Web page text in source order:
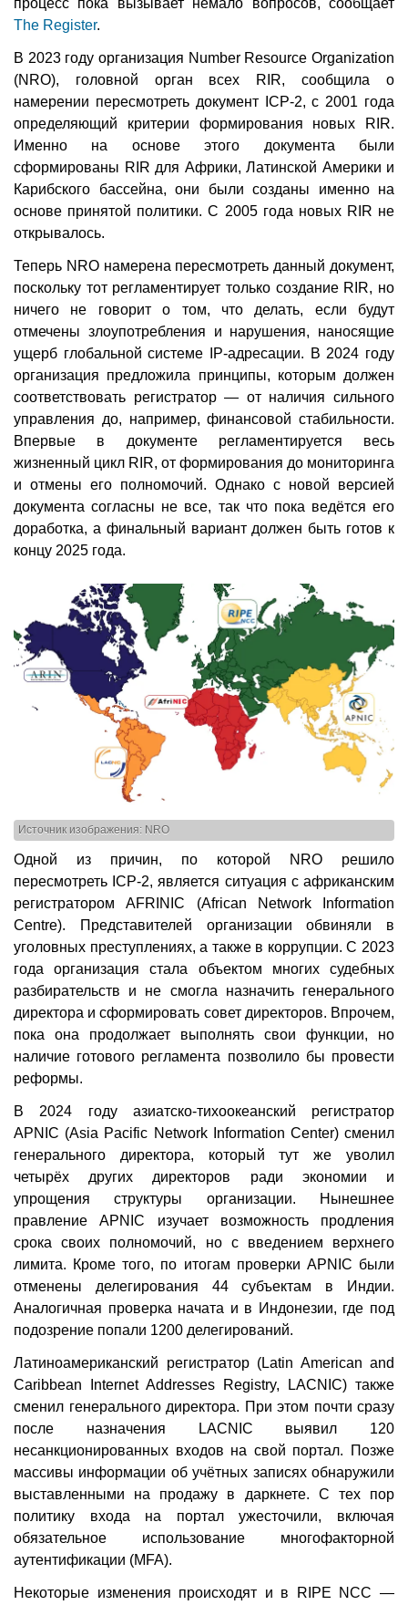
процесс пока вызывает немало вопросов, сообщает
The Register.
В 2023 году организация Number Resource Organization
(NRO), головной орган всех RIR, сообщила о
намерении пересмотреть документ ICP-2, с 2001 года
определяющий критерии формирования новых RIR.
Именно на основе этого документа были
сформированы RIR для Африки, Латинской Америки и
Карибского бассейна, они были созданы именно на
основе принятой политики. С 2005 года новых RIR не
открывалось.
Теперь NRO намерена пересмотреть данный документ,
поскольку тот регламентирует только создание RIR, но
ничего не говорит о том, что делать, если будут
отмечены злоупотребления и нарушения, наносящие
ущерб глобальной системе IP-адресации. В 2024 году
организация предложила принципы, которым должен
соответствовать регистратор — от наличия сильного
управления до, например, финансовой стабильности.
Впервые в документе регламентируется весь
жизненный цикл RIR, от формирования до мониторинга
и отмены его полномочий. Однако с новой версией
документа согласны не все, так что пока ведётся его
доработка, а финальный вариант должен быть готов к
концу 2025 года.
Источник изображения: NRO
Одной из причин, по которой NRO решило
пересмотреть ICP-2, является ситуация с африканским
регистратором AFRINIC (African Network Information
Centre). Представителей организации обвиняли в
уголовных преступлениях, а также в коррупции. С 2023
года организация стала объектом многих судебных
разбирательств и не смогла назначить генерального
директора и сформировать совет директоров. Впрочем,
пока она продолжает выполнять свои функции, но
наличие готового регламента позволило бы провести
реформы.
В 2024 году азиатско-тихоокеанский регистратор
APNIC (Asia Pacific Network Information Center) сменил
генерального директора, который тут же уволил
четырёх других директоров ради экономии и
упрощения структуры организации. Нынешнее
правление APNIC изучает возможность продления
срока своих полномочий, но с введением верхнего
лимита. Кроме того, по итогам проверки APNIC были
отменены делегирования 44 субъектам в Индии.
Аналогичная проверка начата и в Индонезии, где под
подозрение попали 1200 делегирований.
Латиноамериканский регистратор (Latin American and
Caribbean Internet Addresses Registry, LACNIC) также
сменил генерального директора. При этом почти сразу
после назначения LACNIC выявил 120
несанкционированных входов на свой портал. Позже
массивы информации об учётных записях обнаружили
выставленными на продажу в даркнете. С тех пор
политику входа на портал ужесточили, включая
обязательное использование многофакторной
аутентификации (MFA).
Некоторые изменения происходят и в RIPE NCC —